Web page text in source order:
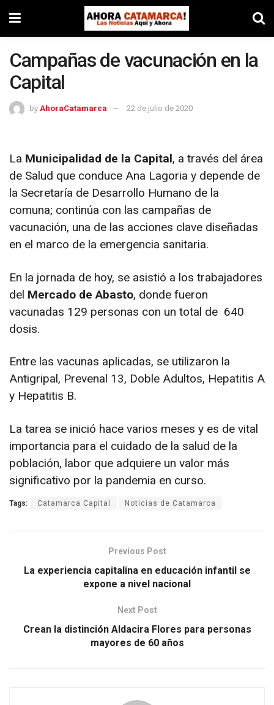
Campañas de vacunación en la
Capital
by AhoraCatamarca 22 de julio de 2020
La Municipalidad de la Capital, a través del área
de Salud que conduce Ana Lagoria y depende de
la Secretaría de Desarrollo Humano de la
comuna; continúa con las campañas de
vacunación, una de las acciones clave diseñadas
en el marco de la emergencia sanitaria.
En la jornada de hoy, se asistió a los trabajadores
del Mercado de Abasto, donde fueron
vacunadas 129 personas con un total de 640
dosis.
Entre las vacunas aplicadas, se utilizaron la
Antigripal, Prevenal 13, Doble Adultos, Hepatitis A
y Hepatitis B.
La tarea se inició hace varios meses y es de vital
importancia para el cuidado de la salud de la
población, labor que adquiere un valor más
significativo por la pandemia en curso.
Tags: Catamarca Capital Noticias de Catamarca
Previous Post
La experiencia capitalina en educación infantil se
expone a nivel nacional
Next Post
Crean la distinción Aldacira Flores para personas
mayores de 60 años